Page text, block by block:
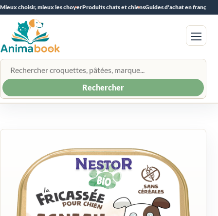
Mieux choisir, mieux les choyerProduits chats et chiensGuides d'achat en français
Rechercher un produit
Rechercher
Menu